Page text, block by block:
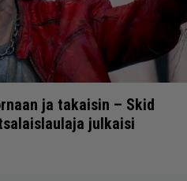
ja takaisin – Skid
julkaisi